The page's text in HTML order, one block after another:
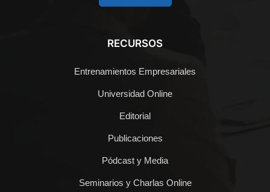
RECURSOS
Entrenamientos Empresariales
Universidad Online
Editorial
Publicaciones
Pódcast y Media
Seminarios y Charlas Online